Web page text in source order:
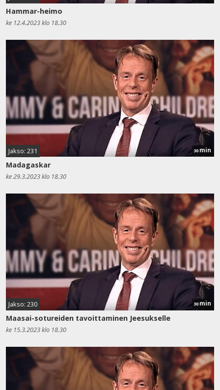
Hammar-heimo
ke 12.4.2023 klo 18.30
Jakso: 231 30min
Madagaskar
ke 29.3.2023 klo 18.30
Jakso: 230 30min
Maasai-sotureiden tavoittaminen Jeesukselle
ke 15.3.2023 klo 18.30